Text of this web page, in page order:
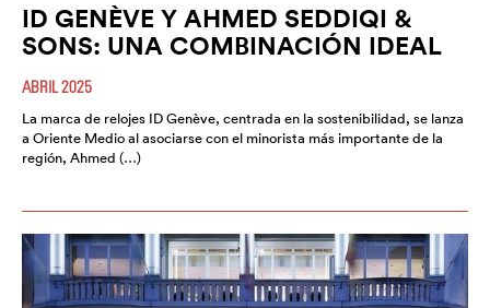
ID GENÈVE Y AHMED SEDDIQI &
SONS: UNA COMBINACIÓN IDEAL
ABRIL 2025
La marca de relojes ID Genève, centrada en la sostenibilidad, se lanza
a Oriente Medio al asociarse con el minorista más importante de la
región, Ahmed (…)